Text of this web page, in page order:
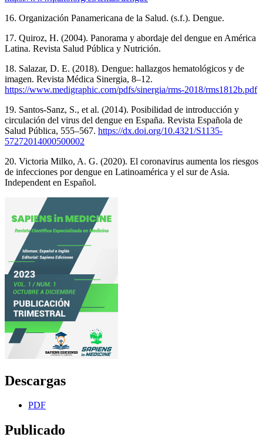
16. Organización Panamericana de la Salud. (s.f.). Dengue.
17. Quiroz, H. (2004). Panorama y abordaje del dengue en América
Latina. Revista Salud Pública y Nutrición.
18. Salazar, D. E. (2018). Dengue: hallazgos hematológicos y de
imagen. Revista Médica Sinergia, 8–12.
https://www.medigraphic.com/pdfs/sinergia/rms-2018/rms1812b.pdf
19. Santos-Sanz, S., et al. (2014). Posibilidad de introducción y
circulación del virus del dengue en España. Revista Española de
Salud Pública, 555–567. https://dx.doi.org/10.4321/S1135-
57272014000500002
20. Victoria Milko, A. G. (2020). El coronavirus aumenta los riesgos
de infecciones por dengue en Latinoamérica y el sur de Asia.
Independent en Español.
Descargas
PDF
Publicado